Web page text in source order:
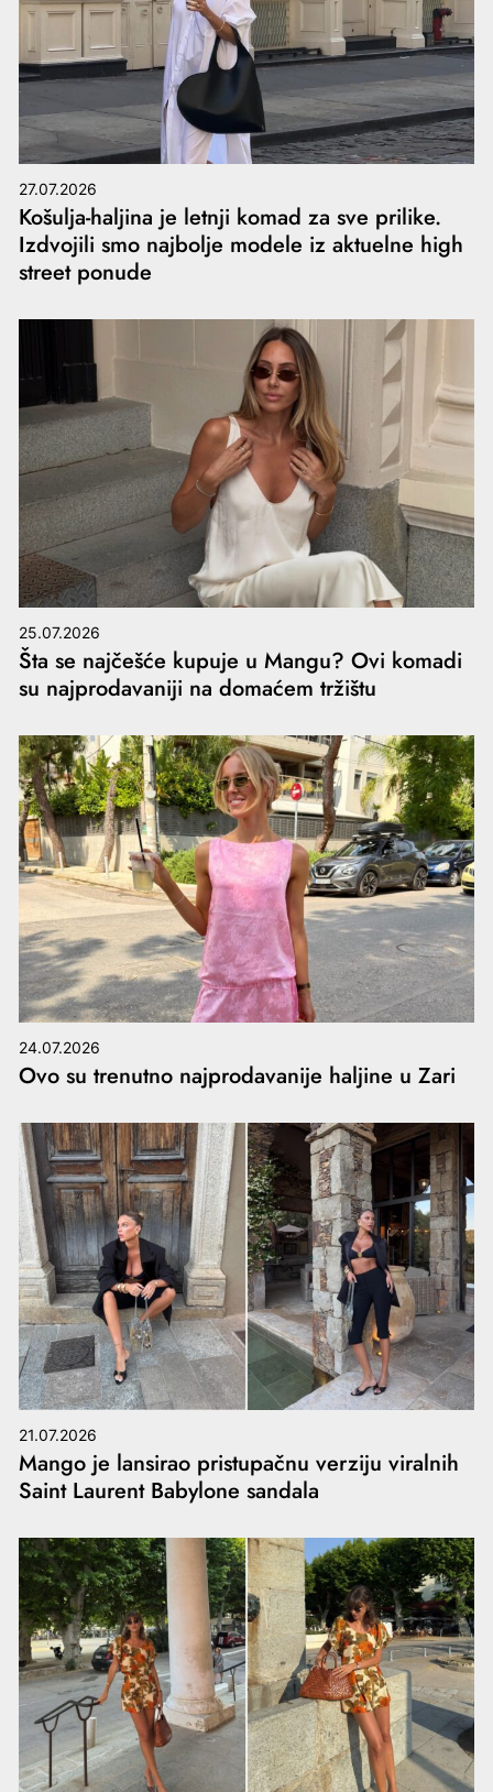
27.07.2026
Košulja-haljina je letnji komad za sve prilike.
Izdvojili smo najbolje modele iz aktuelne high
street ponude
25.07.2026
Šta se najčešće kupuje u Mangu? Ovi komadi
su najprodavaniji na domaćem tržištu
24.07.2026
Ovo su trenutno najprodavanije haljine u Zari
21.07.2026
Mango je lansirao pristupačnu verziju viralnih
Saint Laurent Babylone sandala